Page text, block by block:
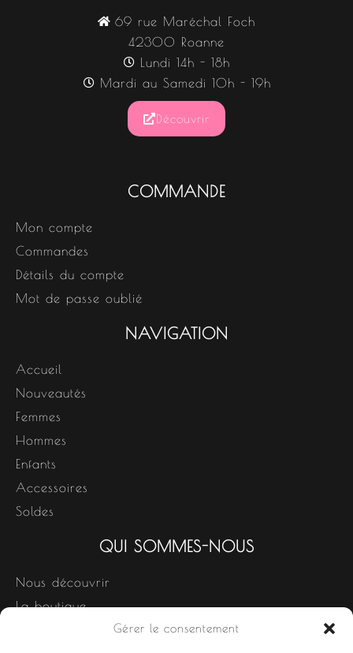
Gérer le consentement
69 rue Maréchal Foch
42300 Roanne
Lundi 14h - 18h
Mardi au Samedi 10h - 19h
Découvrir
COMMANDE
Mon compte
Commandes
Détails du compte
Mot de passe oublié
NAVIGATION
Accueil
Nouveautés
Femmes
Hommes
Enfants
Accessoires
Soldes
QUI SOMMES-NOUS
Nous découvrir
La boutique